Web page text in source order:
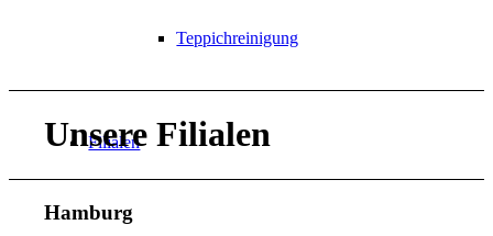
Teppichreinigung
Filialen
Unsere Filialen
Hamburg